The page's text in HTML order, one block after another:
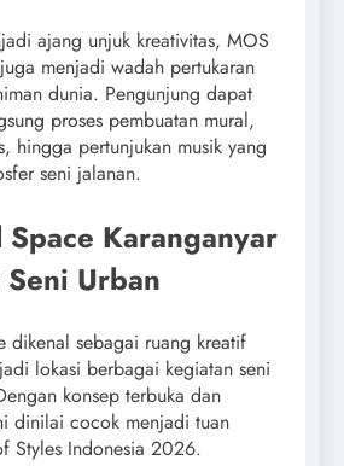
ajang unjuk kreativitas, MOS
menjadi wadah pertukaran
dunia. Pengunjung dapat
proses pembuatan mural,
hingga pertunjukan musik yang
seni jalanan.
Karanganyar
Seni Urban
dikenal sebagai ruang kreatif
lokasi berbagai kegiatan seni
konsep terbuka dan
dinilai cocok menjadi tuan
Styles Indonesia 2026.